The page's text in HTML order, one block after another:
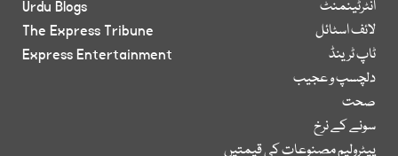
انٹرٹینمنٹ
لائف اسٹائل
ٹاپ ٹرینڈ
دلچسپ و عجیب
صحت
سونے کے نرخ
پیٹرولیم مصنوعات کی قیمتیں
Urdu Blogs
The Express Tribune
Express Entertainment